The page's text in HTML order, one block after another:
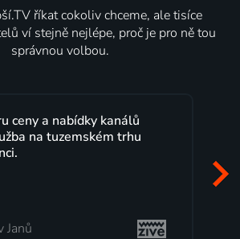
říkat cokoliv chceme, ale tisíce
ví stejně nejlépe, proč je pro ně tou
správnou volbou.
a nabídky kanálů
na tuzemském trhu
mi